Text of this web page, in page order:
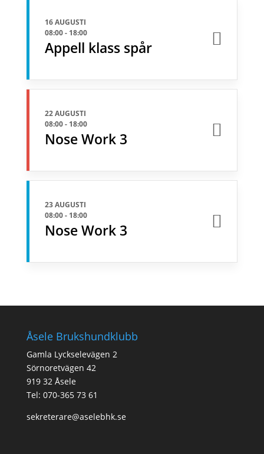
16 AUGUSTI
08:00- 18:00
Appell klass spår
22 AUGUSTI
08:00- 18:00
Nose Work 3
23 AUGUSTI
08:00- 18:00
Nose Work 3
Åsele Brukshundklubb
Gamla Lyckselevägen 2
Sörnoretvägen 42
919 32 Åsele
Tel: 070-365 73 61
sekreterare@aselebhk.se